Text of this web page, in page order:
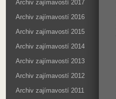
Archiv zajímavostí 2017
Archiv zajímavostí 2016
Archiv zajímavostí 2015
Archiv zajímavostí 2014
Archiv zajímavostí 2013
Archiv zajímavostí 2012
Archiv zajímavostí 2011